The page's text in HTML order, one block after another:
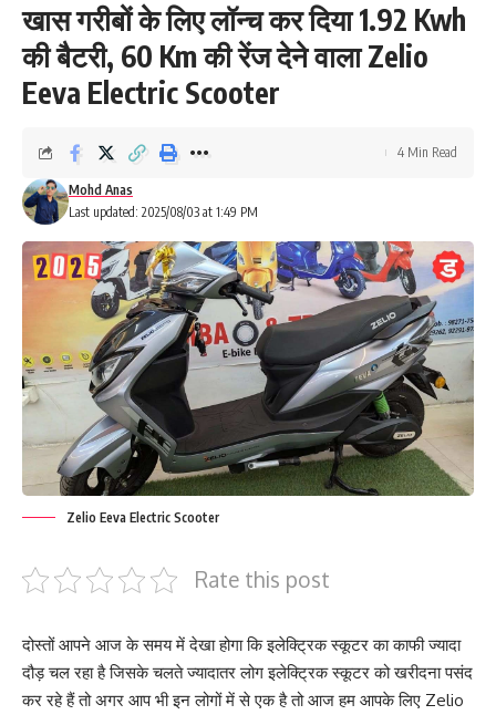
खास गरीबों के लिए लॉन्च कर दिया 1.92 Kwh
की बैटरी, 60 Km की रेंज देने वाला Zelio
Eeva Electric Scooter
Last updated: 2025/08/03 at 1:49 PM
Mohd Anas
4 Min Read
Zelio Eeva Electric Scooter
Rate this post
दोस्तों आपने आज के समय में देखा होगा कि इलेक्ट्रिक स्कूटर का काफी ज्यादा
दौड़ चल रहा है जिसके चलते ज्यादातर लोग इलेक्ट्रिक स्कूटर को खरीदना पसंद
कर रहे हैं तो अगर आप भी इन लोगों में से एक है तो आज हम आपके लिए Zelio